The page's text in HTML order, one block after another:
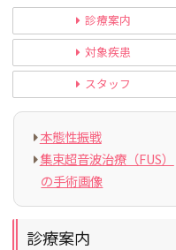
診療案内
対象疾患
スタッフ
本態性振戦
集束超音波治療（FUS）
の手術画像
診療案内